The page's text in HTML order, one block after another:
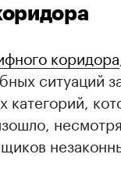
коридора
ситуаций
категорий,